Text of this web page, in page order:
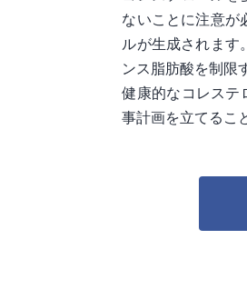
ないことに注意が
ルが生成されます
ンス脂肪酸を制限
健康的なコレステ
事計画を立てるこ